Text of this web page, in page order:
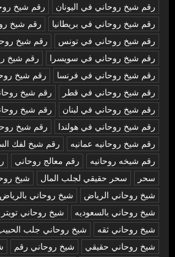
رقم شيخ روحاني في اليونان
رقم شيخ
رقم شيخ روحاني في بريطانيا
رقم شيخ
رقم شيخ روحاني في تونس
رقم شيخ
رقم شيخ روحاني في سويسرا
رقم شيخ
رقم شيخ روحاني في فرنسا
رقم شيخ
رقم شيخ روحاني في قطر
رقم شيخ
رقم شيخ روحاني في لبنان
رقم شيخ
رقم شيخ روحاني في هولندا
رقم شيخ
رقم شيخ روحانيه عمانيه
رقم شيخ لفك
رقم شيخه روحانيه
رقم معالج روحاني
سحر
سحر حقيقي لجلب المال
شيخ
شيخ روحاني الرياض
شيخ روحاني بالرياض
شيخ روحاني بالسعوديه
شيخ روحاني تويتر
شيخ روحاني ثقه
شيخ روحاني جلب
شيخ روحاني حقيقي
شيخ روحاني رقم